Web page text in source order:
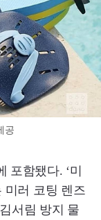
공
포함됐다. ‘미
미러 코팅 렌즈
서림 방지 물